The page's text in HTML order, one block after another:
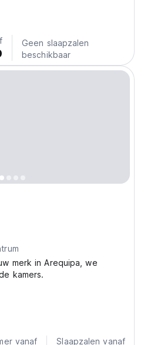
Geen slaapzalen
beschikbaar
merk in Arequipa, we
kamers.
vanaf Slaapzalen vanaf